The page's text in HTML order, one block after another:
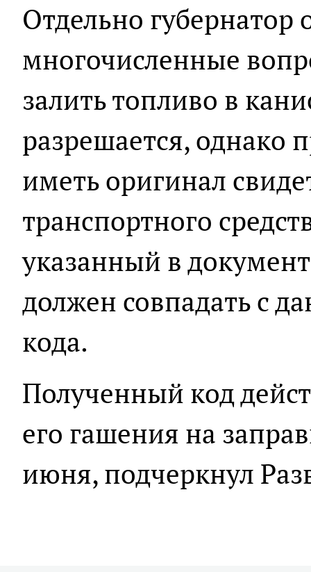
Отдельно губернатор
многочисленные
залить топливо в
разрешается, однако
иметь оригинал
транспортного
указанный в
должен совпадать с
кода.
Полученный код
его гашения на
июня, подчеркнул